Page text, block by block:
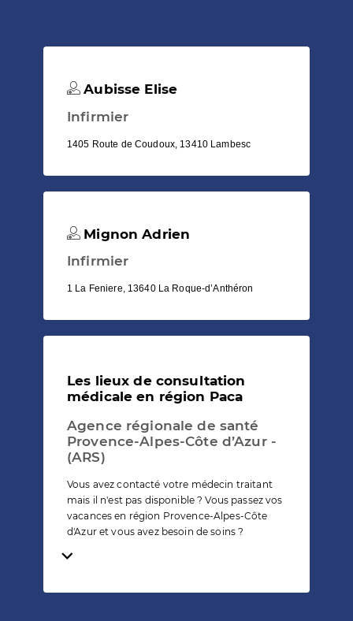
Aubisse Elise
Infirmier
1405 Route de Coudoux, 13410 Lambesc
Mignon Adrien
Infirmier
1 La Feniere, 13640 La Roque-d’Anthéron
Les lieux de consultation
médicale en région Paca
Agence régionale de santé
Provence-Alpes-Côte d’Azur -
(ARS)
Vous avez contacté votre médecin traitant
mais il n'est pas disponible ? Vous passez vos
vacances en région Provence-Alpes-Côte
d'Azur et vous avez besoin de soins ?
Temps de lecture